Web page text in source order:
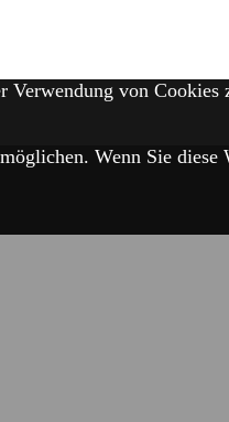
Verwendung von Cookies
Wenn Sie diese